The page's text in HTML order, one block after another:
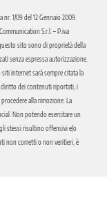
1/09 del 12 Gennaio 2009.
S.r.l. – P.iva
sito sono di proprietà della
senza espressa autorizzazione.
internet sarà sempre citata la
diritto dei contenuti riportati, i
alla rimozione. La
Non potendo esercitare un
stessi risultino offensivi e/o
non corretti o non veritieri, è